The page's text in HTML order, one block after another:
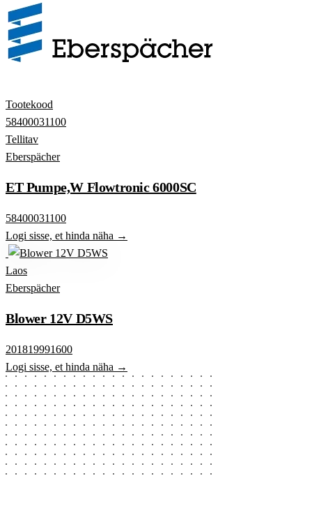
Tootekood
58400031100
Tellitav
Eberspächer
ET Pumpe,W Flowtronic 6000SC
58400031100
Logi sisse, et hinda näha →
Laos
Eberspächer
Blower 12V D5WS
201819991600
Logi sisse, et hinda näha →